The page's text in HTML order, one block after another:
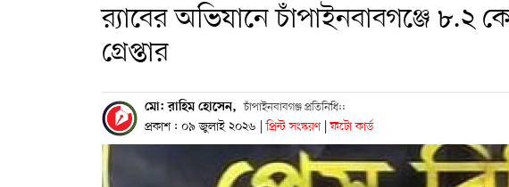
র‍্যাবের অভিযানে চাঁপাইনবাবগঞ্জে ৮.২
গ্রেপ্তার
মো: রাহিম হোসেন, ​চাঁপাইনবাবগঞ্জ প্রতিনিধি::
প্রকাশ : ০৯ জুলাই ২০২৬ | প্রিন্ট সংস্করণ | ফটো কার্ড